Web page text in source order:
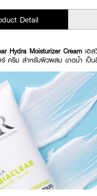
Detail
Hydra Moisturizer Cream เอ
ร์ ครีม สำหรับผิวผสม ขาดน้ำ เป็น